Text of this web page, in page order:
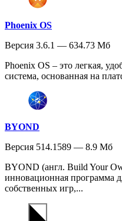
Phoenix OS
Версия 3.6.1 — 634.73 Мб
Phoenix OS – это легкая,
система, основанная на
BYOND
Версия 514.1589 — 8.9 Мб
BYOND (англ. Build Your
инновационная программа
собственных игр,...